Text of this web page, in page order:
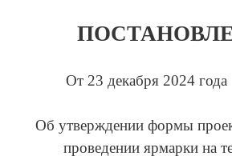
От 23 декабря 2024
Об утверждении формы
проведении ярмарки на